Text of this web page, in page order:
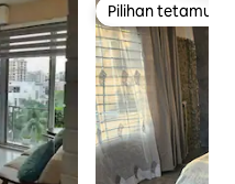
Pilihan tetamu
Pilihan tetamu